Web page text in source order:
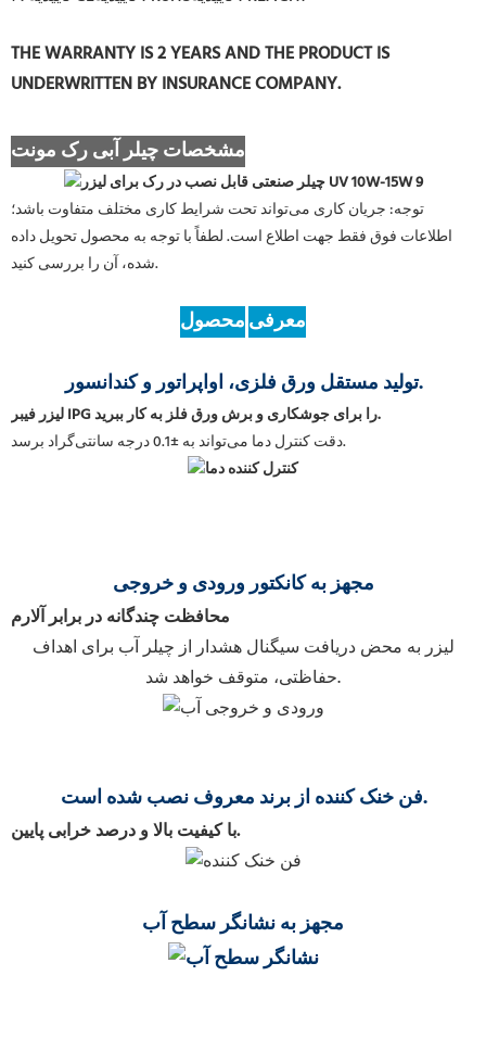
THE WARRANTY IS 2 YEARS AND THE PRODUCT IS
UNDERWRITTEN BY INSURANCE COMPANY.
مشخصات چیلر آبی رک مونت
توجه: جریان کاری می‌تواند تحت شرایط کاری مختلف متفاوت باشد؛
اطلاعات فوق فقط جهت اطلاع است. لطفاً با توجه به محصول تحویل داده
شده، آن را بررسی کنید.
معرفیمحصول
تولید مستقل ورق فلزی، اواپراتور و کندانسور.
لیزر فیبر IPG را برای جوشکاری و برش ورق فلز به کار ببرید.
دقت کنترل دما می‌تواند به ±0.1 درجه سانتی‌گراد برسد.
مجهز به کانکتور ورودی و خروجی
محافظت چندگانه در برابر آلارم
لیزر به محض دریافت سیگنال هشدار از چیلر آب برای اهداف
حفاظتی، متوقف خواهد شد.
فن خنک کننده از برند معروف نصب شده است.
با کیفیت بالا و درصد خرابی پایین.
مجهز به نشانگر سطح آب